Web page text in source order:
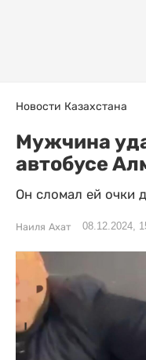
Новости Казахстана
Мужчина
автобусе
Он сломал ей очки
Наиля Ахат 08.12.2024,